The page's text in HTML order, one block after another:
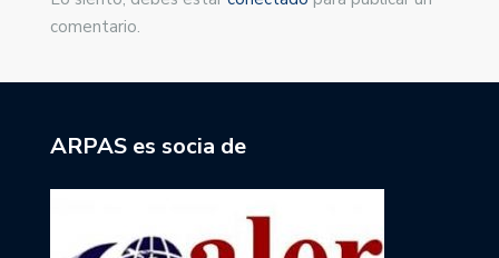
comentario.
ARPAS es socia de